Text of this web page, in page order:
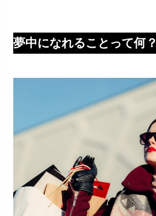
夢中になれることって何？